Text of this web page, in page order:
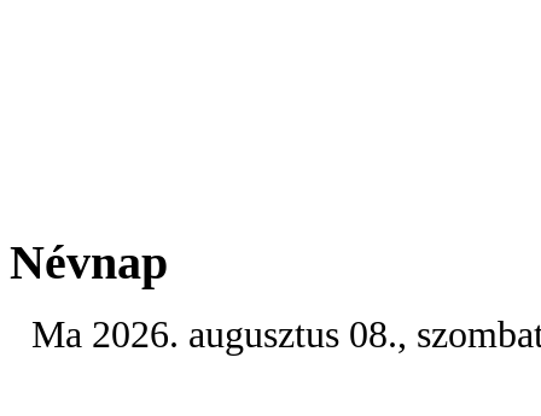
Névnap
Ma 2026. augusztus 08.,